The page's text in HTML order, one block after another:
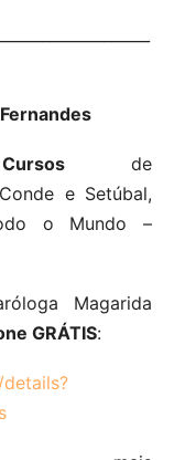
de
e Setúbal,
o Mundo –
Magarida
GRÁTIS: